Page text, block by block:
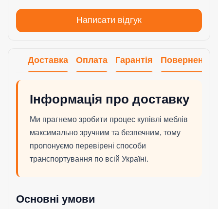
Написати відгук
Доставка Оплата Гарантія Повернення
Інформація про доставку
Ми прагнемо зробити процес купівлі меблів
максимально зручним та безпечним, тому
пропонуємо перевірені способи
транспортування по всій Україні.
Основні умови